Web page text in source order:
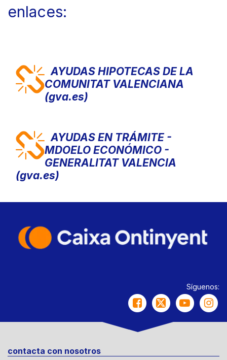
enlaces:
AYUDAS HIPOTECAS DE LA
COMUNITAT VALENCIANA
(gva.es)
AYUDAS EN TRÁMITE -
MDOELO ECONÓMICO -
GENERALITAT VALENCIA
(gva.es)
Síguenos:
contacta con nosotros